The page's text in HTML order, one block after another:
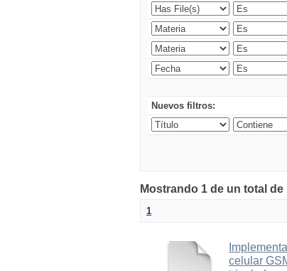
Nuevos filtros:
Mostrando 1 de un total
1
celular